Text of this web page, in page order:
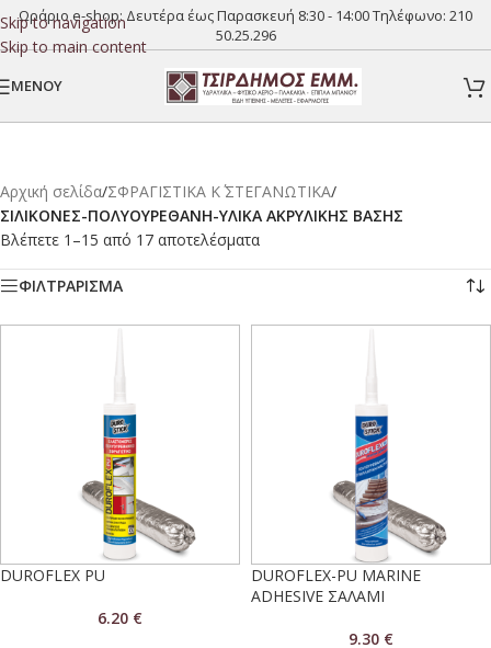
Skip to navigation
Skip to main content
Ωράριο e-shop: Δευτέρα έως Παρασκευή 8:30 - 14:00 Τηλέφωνο: 210
50.25.296
MENOY
Αρχική σελίδα/ΣΦΡΑΓΙΣΤΙΚΑ Κ΄ ΣΤΕΓΑΝΩΤΙΚΑ/
ΣΙΛΙΚΟΝΕΣ-ΠΟΛΥΟΥΡΕΘΑΝΗ-ΥΛΙΚΑ ΑΚΡΥΛΙΚΗΣ ΒΑΣΗΣ
Βλέπετε 1–15 από 17 αποτελέσματα
ΦΙΛΤΡΑΡΙΣΜΑ
DUROFLEX PU
6.20 €
DUROFLEX-PU MARINE
ADHESIVE ΣΑΛΑΜΙ
9.30 €